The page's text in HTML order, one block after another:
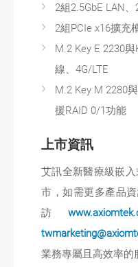
2組2.5GbE LAN
2組PCIe x16擴充
M.2 Key E 2230
線、4G/LTE
M.2 Key M 2280
援RAID 0/1功能
上市資訊
艾訊全新醫療級嵌入
市，如需更多產品
訪
業務專屬且高效率的